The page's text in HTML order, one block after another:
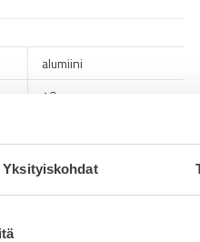
Yksityiskohdat
alumiini
10